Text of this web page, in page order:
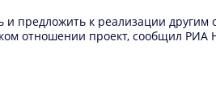
предложить к реализации
отношении проект, сообщил